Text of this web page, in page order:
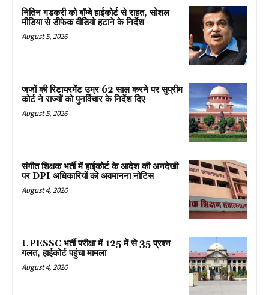
नितिन गडकरी को बॉम्बे हाईकोर्ट से राहत, सोशल
मीडिया से डीफेक वीडियो हटाने के निर्देश
August 5, 2026
जजों की रिटायरमेंट उम्र 62 साल करने पर सुप्रीम
कोर्ट ने राज्यों को पुनर्विचार के निर्देश दिए
August 5, 2026
संगीत शिक्षक भर्ती में हाईकोर्ट के आदेश की अनदेखी
पर DPI अधिकारियों को अवमानना नोटिस
August 4, 2026
UPESSC भर्ती परीक्षा में 125 में से 35 प्रश्न
गलत, हाईकोर्ट पहुंचा मामला
August 4, 2026